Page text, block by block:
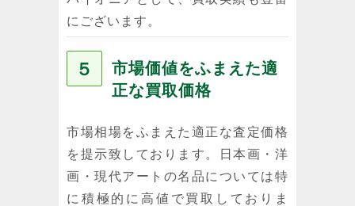
にございます。
５
市場価値をふまえた適
正な買取価格
市場相場をふまえた適正な査定価格
を提示致しております。日本画・洋
画・現代アートの名品については特
に積極的に高値で買取しておりま